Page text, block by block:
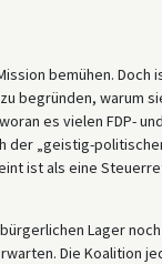
bemühen. Doch
begründen, warum
es vielen FDP-
„geistig-
ist als eine
Lager
Die Koalition